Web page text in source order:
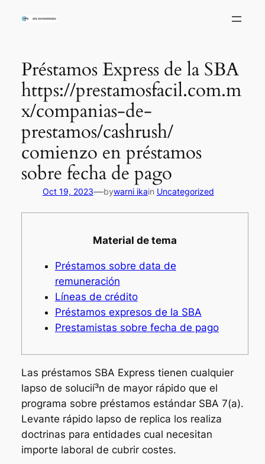
Préstamos Express de la SBA
https://prestamosfacil.com.m
x/companias-de-
prestamos/cashrush/
comienzo en préstamos
sobre fecha de pago
Oct 19, 2023—bywarni ikain Uncategorized
Material de tema
Préstamos sobre data de
remuneración
Líneas de crédito
Préstamos expresos de la SBA
Prestamistas sobre fecha de pago
Las préstamos SBA Express tienen cualquier
lapso de solucií³n de mayor rápido que el
programa sobre préstamos estándar SBA 7(a).
Levante rápido lapso de replica los realiza
doctrinas para entidades cual necesitan
importe laboral de cubrir costes.